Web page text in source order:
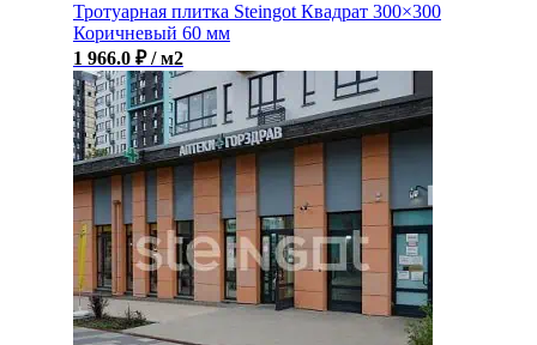
Тротуарная плитка Steingot Квадрат 300×300
Коричневый 60 мм
1 966.0 ₽ / м2